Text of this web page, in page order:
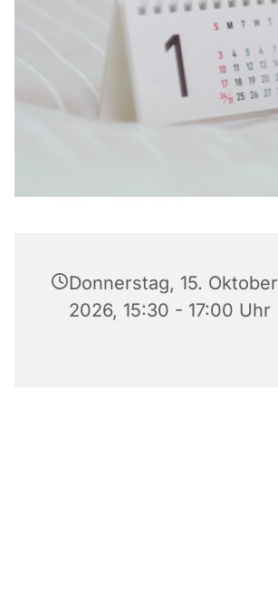
Donnerstag, 15. Oktober
2026, 15:30 - 17:00 Uhr